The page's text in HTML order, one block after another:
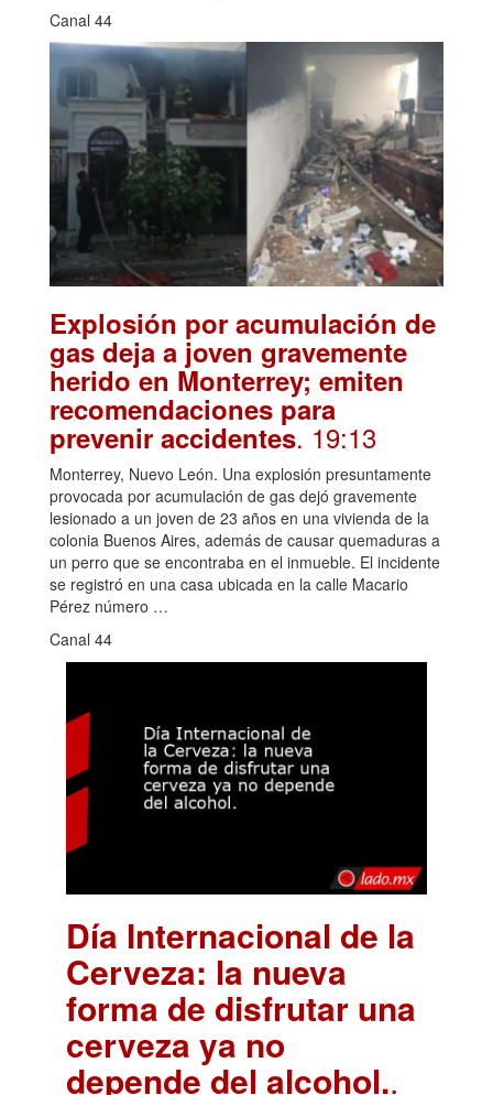
Canal 44
Explosión por acumulación de
gas deja a joven gravemente
herido en Monterrey; emiten
recomendaciones para
prevenir accidentes. 19:13
Monterrey, Nuevo León. Una explosión presuntamente
provocada por acumulación de gas dejó gravemente
lesionado a un joven de 23 años en una vivienda de la
colonia Buenos Aires, además de causar quemaduras a
un perro que se encontraba en el inmueble. El incidente
se registró en una casa ubicada en la calle Macario
Pérez número …
Canal 44
Día Internacional de la
Cerveza: la nueva
forma de disfrutar una
cerveza ya no
depende del alcohol..